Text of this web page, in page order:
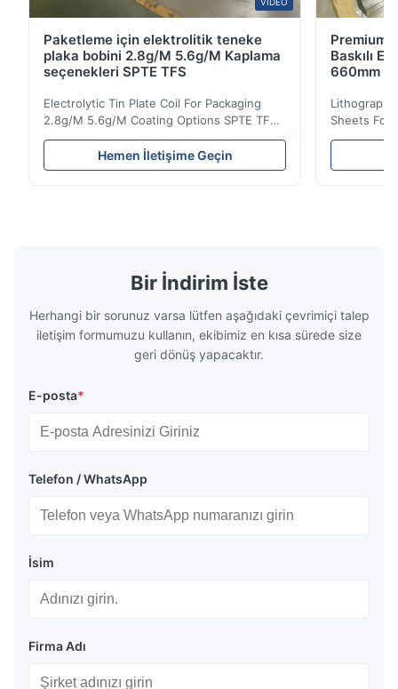
VIDEO
Paketleme için elektrolitik teneke
plaka bobini 2.8g/M 5.6g/M Kaplama
seçenekleri SPTE TFS
Electrolytic Tin Plate Coil For Packaging
2.8g/M 5.6g/M Coating Options SPTE TFS
Electrolytic Tin Plate Coil for Packaging -
2.8/2.8 & 5.6/5.6g/m Coating Options SPTE
TFS Electrolytic Tin Plate (ETP) represents
robust and adaptable. Engineered
Hemen İletişime Geçin
Premium
Baskılı
660mm
Sheets For
929mm
packaging
Bir İndirim İste
Herhangi bir sorunuz varsa lütfen aşağıdaki çevrimiçi talep
iletişim formumuzu kullanın, ekibimiz en kısa sürede size
geri dönüş yapacaktır.
E-posta*
Telefon / WhatsApp
İsim
Firma Adı